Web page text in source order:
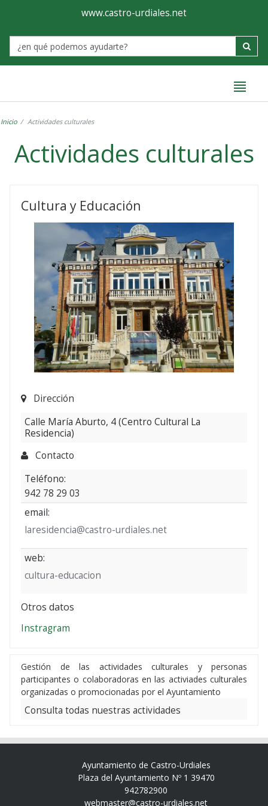
Ayuntamiento
de
Castro-
www.castro-urdiales.net
Label
Inicio Actividades culturales
Actividades culturales
culturales
Cultura y Educación
Dirección
Calle María Aburto, 4 (Centro Cultural La
Residencia)
Contacto
Teléfono:
942 78 29 03
email:
laresidencia@castro-urdiales.net
web:
cultura-educacion
Otros datos
Instragram
Gestión de las actividades culturales y personas
participantes o colaboradoras en las activiades culturales
organizadas o promocionadas por el Ayuntamiento
Consulta todas nuestras actividades
Ayuntamiento de Castro-Urdiales
Plaza del Ayuntamiento Nº 1 39470
942782900
webmaster@castro-urdiales.net